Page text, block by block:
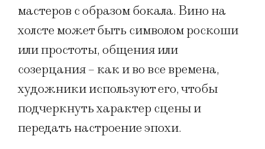
мастеров с образом бокала. Вино на
холсте может быть символом роскоши
или простоты, общения или
созерцания – как и во все времена,
художники используют его, чтобы
подчеркнуть характер сцены и
передать настроение эпохи.